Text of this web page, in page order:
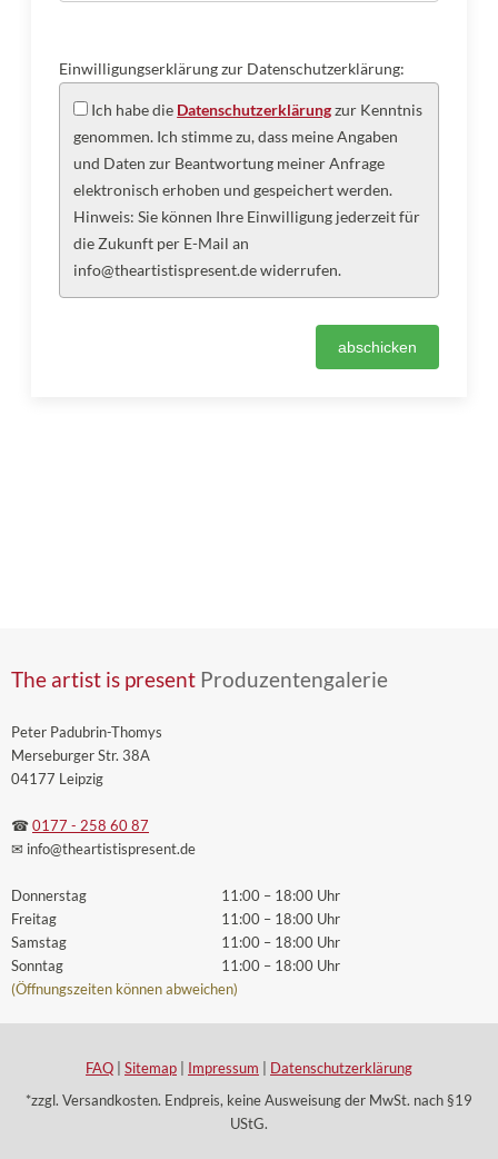
Einwilligungserklärung zur Datenschutzerklärung:
Ich habe die Datenschutzerklärungzur Kenntnis
genommen. Ich stimme zu, dass meine Angaben
und Daten zur Beantwortung meiner Anfrage
elektronisch erhoben und gespeichert werden.
Hinweis: Sie können Ihre Einwilligung jederzeit für
die Zukunft per E-Mail an
info@theartistispresent.de widerrufen.
The artist is present Produzentengalerie
Peter Padubrin-Thomys
Merseburger Str. 38A
04177 Leipzig
☎ 0177 - 258 60 87
✉ info@theartistispresent.de
Donnerstag
Freitag
Samstag
Sonntag
11:00 – 18:00 Uhr
11:00 – 18:00 Uhr
11:00 – 18:00 Uhr
11:00 – 18:00 Uhr
(Öffnungszeiten können abweichen)
FAQ Sitemap Impressum
Datenschutzerklärung
*zzgl. Versandkosten. Endpreis, keine Ausweisung der MwSt. nach §19
UStG.